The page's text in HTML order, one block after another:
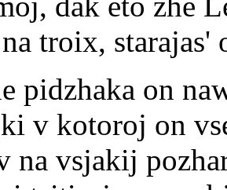
troix, starajas'
pidzhaka on
v kotoroj on
na vsjakij